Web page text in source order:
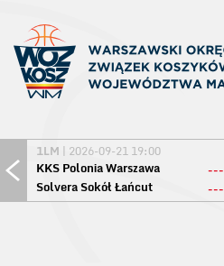
1LM | 2026-09-21 19:00
KKS Polonia Warszawa
---
Solvera Sokół Łańcut
---